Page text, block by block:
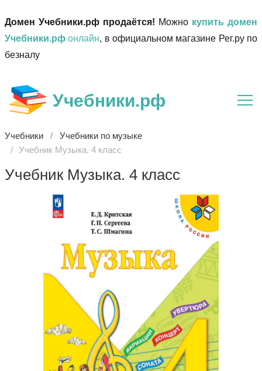
Домен Учебники.рф продаётся! Можно купить домен
Учебники.рф онлайн, в официальном магазине Рег.ру по
безналу
Учебники.рф
Учебники
Учебники по музыке
Учебник Музыка. 4 класс
Учебник Музыка. 4 класс